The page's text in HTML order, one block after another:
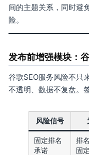
间的主题关系，同时避
险。
发布前增强模块：
谷歌SEO服务风险不只
不透明、数据不复盘。
风险信号
固定排名
承诺
排
固